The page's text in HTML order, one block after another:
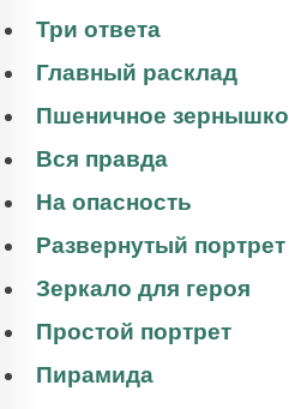
Три ответа
Главный расклад
Пшеничное зернышко
Вся правда
На опасность
Развернутый портрет
Зеркало для героя
Простой портрет
Пирамида